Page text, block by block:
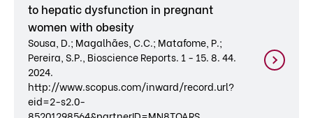
to hepatic dysfunction in pregnant
women with obesity
Sousa, D.; Magalhães, C.C.; Matafome, P.;
Pereira, S.P., Bioscience Reports. 1 - 15. 8. 44.
2024.
http://www.scopus.com/inward/record.url?
eid=2-s2.0-